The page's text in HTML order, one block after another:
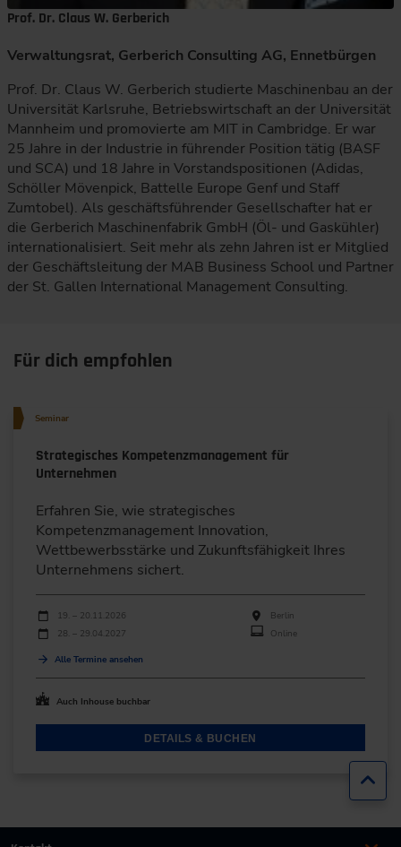
Prof. Dr. Claus W. Gerberich
Verwaltungsrat, Gerberich Consulting AG, Ennetbürgen
Prof. Dr. Claus W. Gerberich studierte Maschinenbau an der
Universität Karlsruhe, Betriebswirtschaft an der Universität
Mannheim und promovierte am MIT in Cambridge. Er war
25 Jahre in der Industrie in führender Position tätig (BASF
und SCA) und 18 Jahre in Vorstandspositionen (Adidas,
Schöller Mövenpick, Battelle Europe Genf und Staff
Zumtobel). Als geschäftsführender Gesellschafter hat er
die Gerberich Maschinenfabrik GmbH (Öl- und Gaskühler)
internationalisiert. Seit mehr als zehn Jahren ist er Mitglied
der Geschäftsleitung der MAB Business School und Partner
der St. Gallen International Management Consulting.
Für dich empfohlen
Seminar
Strategisches Kompetenzmanagement für
Unternehmen
Erfahren Sie, wie strategisches
Kompetenzmanagement Innovation,
Wettbewerbsstärke und Zukunftsfähigkeit Ihres
Unternehmens sichert.
Durchführungen
Veranstaltungsdatum
19. – 20.11.2026
Berlin
28. – 29.04.2027
Online
Alle Termine ansehen
Auch Inhouse buchbar
DETAILS & BUCHEN